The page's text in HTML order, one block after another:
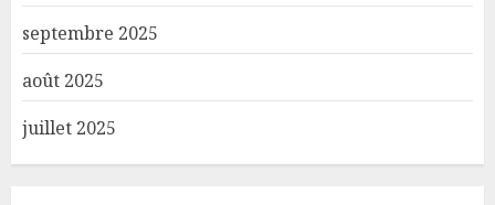
septembre 2025
août 2025
juillet 2025